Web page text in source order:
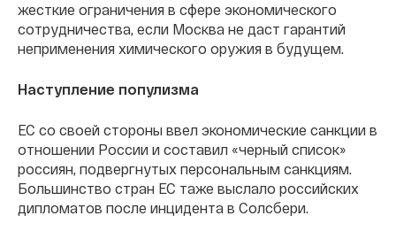
жесткие ограничения в сфере экономического
сотрудничества, если Москва не даст гарантий
неприменения химического оружия в будущем.
Наступление популизма
ЕС со своей стороны ввел экономические санкции в
отношении России и составил «черный список»
россиян, подвергнутых персональным санкциям.
Большинство стран ЕС таже выслало российских
дипломатов после инцидента в Солсбери.